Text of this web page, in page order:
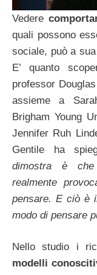
Vedere
quali possono
sociale, può a
E’ quanto
professor
assieme a
Brigham Young
Jennifer Ruh
Gentile ha
dimostra è
realmente
pensare. E ciò è
modo di pensare
Nello studio i
modelli